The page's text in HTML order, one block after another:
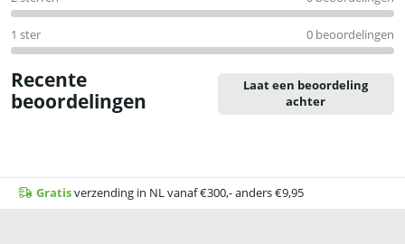
1 ster 0 beoordelingen
Recente
beoordelingen
Laat een beoordeling
achter
Gratisverzending in NL vanaf €300,- anders €9,95